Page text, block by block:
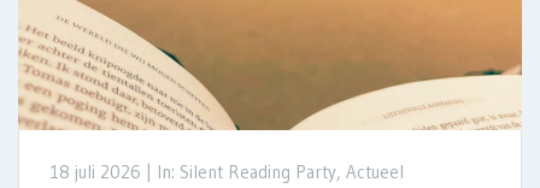
18 juli 2026 | In: Silent Reading Party, Actueel